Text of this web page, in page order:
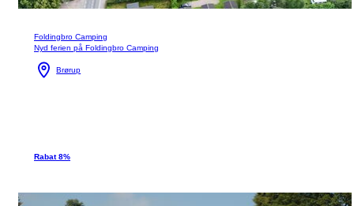
Foldingbro Camping
Nyd ferien på Foldingbro Camping
Brørup
Rabat 8%